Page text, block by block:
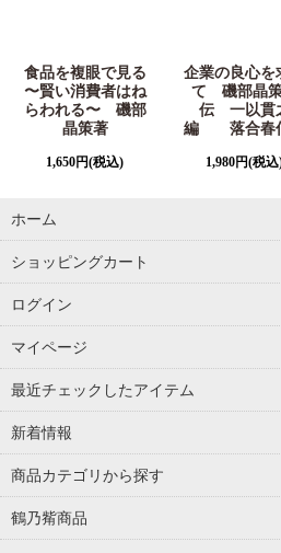
食品を複眼で見る
〜賢い消費者はね
らわれる〜 磯部
晶策著
1,650円(税込)
企業の良心を
て 磯部晶
伝 一以貫
編 落合春
1,980円(税込
ホーム
ショッピングカート
ログイン
マイページ
最近チェックしたアイテム
新着情報
商品カテゴリから探す
鶴乃觜商品